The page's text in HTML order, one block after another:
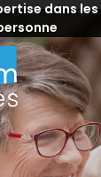
dans